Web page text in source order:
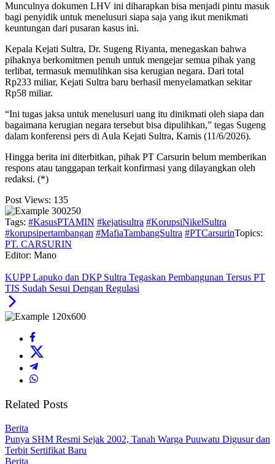
Munculnya dokumen LHV ini diharapkan bisa menjadi pintu masuk
bagi penyidik untuk menelusuri siapa saja yang ikut menikmati
keuntungan dari pusaran kasus ini.
Kepala Kejati Sultra, Dr. Sugeng Riyanta, menegaskan bahwa
pihaknya berkomitmen penuh untuk mengejar semua pihak yang
terlibat, termasuk memulihkan sisa kerugian negara. Dari total
Rp233 miliar, Kejati Sultra baru berhasil menyelamatkan sekitar
Rp58 miliar.
“Ini tugas jaksa untuk menelusuri uang itu dinikmati oleh siapa dan
bagaimana kerugian negara tersebut bisa dipulihkan,” tegas Sugeng
dalam konferensi pers di Aula Kejati Sultra, Kamis (11/6/2026).
Hingga berita ini diterbitkan, pihak PT Carsurin belum memberikan
respons atau tanggapan terkait konfirmasi yang dilayangkan oleh
redaksi. (*)
Post Views: 135
Tags: #KasusPTAMIN #kejatisultra #KorupsiNikelSultra
#korupsipertambangan #MafiaTambangSultra #PTCarsurinTopics:
PT. CARSURIN
Editor: Mano
KUPP Lapuko dan DKP Sultra Tegaskan Pembangunan Tersus PT
TIS Sudah Sesui Dengan Regulasi
Related Posts
Berita
Punya SHM Resmi Sejak 2002, Tanah Warga Puuwatu Digusur dan
Terbit Sertifikat Baru
Berita